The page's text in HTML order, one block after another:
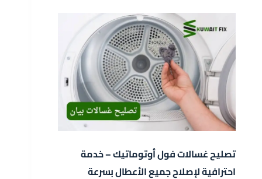
تصليح غسالات فول أوتوماتيك – خدمة
احترافية لإصلاح جميع الأعطال بسرعة